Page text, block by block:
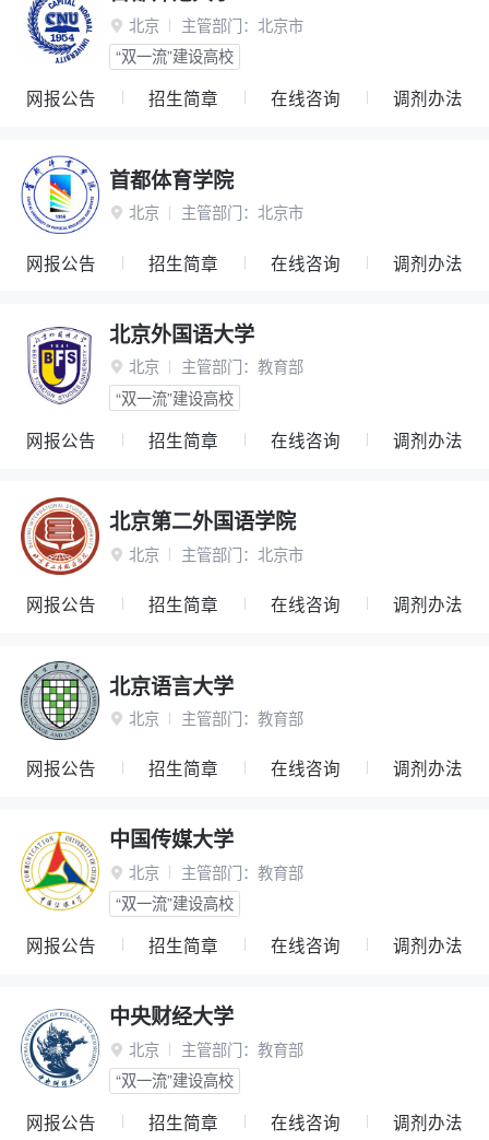
 北京 主管部门： 北京市
“双一流”建设高校
网报公告 招生简章 在线咨询 调剂办法
首都体育学院
 北京 主管部门： 北京市
网报公告 招生简章 在线咨询 调剂办法
北京外国语大学
 北京 主管部门： 教育部
“双一流”建设高校
网报公告 招生简章 在线咨询 调剂办法
北京第二外国语学院
 北京 主管部门： 北京市
网报公告 招生简章 在线咨询 调剂办法
北京语言大学
 北京 主管部门： 教育部
网报公告 招生简章 在线咨询 调剂办法
中国传媒大学
 北京 主管部门： 教育部
“双一流”建设高校
网报公告 招生简章 在线咨询 调剂办法
中央财经大学
 北京 主管部门： 教育部
“双一流”建设高校
网报公告 招生简章 在线咨询 调剂办法